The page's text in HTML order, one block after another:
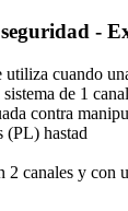
-
utiliza cuando
de 1
contra
(PL) hastad
2 canales y con